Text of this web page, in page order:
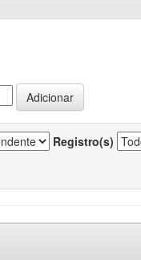
Registro(s)